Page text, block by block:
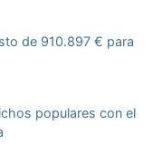
de 910.897 € para
populares con el